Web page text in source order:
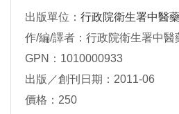
出版單位： 行政院衛生署中醫
作/編/譯者：行政院衛生署中醫
GPN：1010000933
出版／創刊日期：2011-06
價格：250